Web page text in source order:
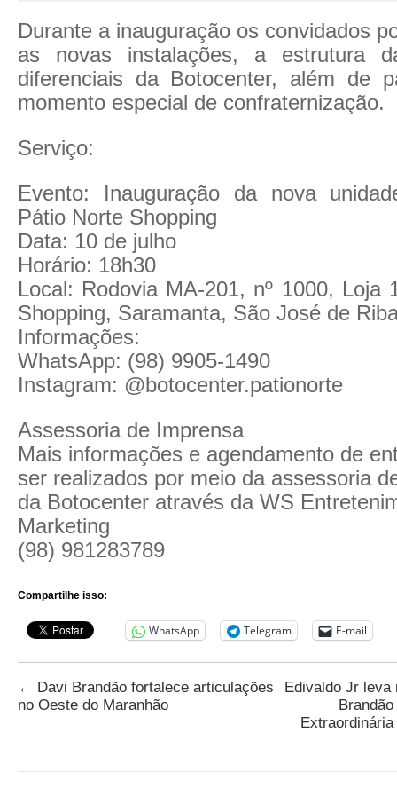
Durante a inauguração os convidados
as novas instalações, a estrutura
diferenciais da Botocenter, além de
momento especial de confraternização.
Serviço:
Evento: Inauguração da nova
Pátio Norte Shopping
Data: 10 de julho
Horário: 18h30
Local: Rodovia MA-201, nº 1000, Loja
Shopping, Saramanta, São José de
Informações:
WhatsApp: (98) 9905-1490
Instagram: @botocenter.pationorte
Assessoria de Imprensa
Mais informações e agendamento de
ser realizados por meio da assessoria
da Botocenter através da WS
Marketing
(98) 981283789
Compartilhe isso:
WhatsApp Telegram E-mail
← Davi Brandão fortalece articulações
no Oeste do Maranhão
Edivaldo Jr leva